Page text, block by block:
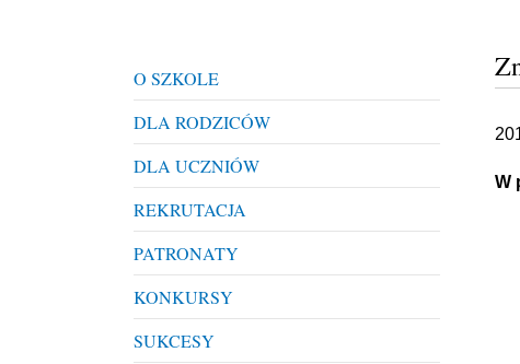
W
O SZKOLE
DLA RODZICÓW
DLA UCZNIÓW
REKRUTACJA
PATRONATY
KONKURSY
SUKCESY